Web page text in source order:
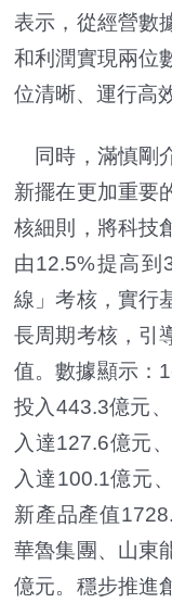
表示，從經營數
和利潤實現兩位
位清晰、運行高
同時，滿慎剛
新擺在更加重要
核細則，將科技
由12.5%提高到
線」考核，實行
長周期考核，引
值。數據顯示：
投入443.3億元
入達127.6億元
入達100.1億元
新產品產值
華魯集團、山東
億元。穩步推進